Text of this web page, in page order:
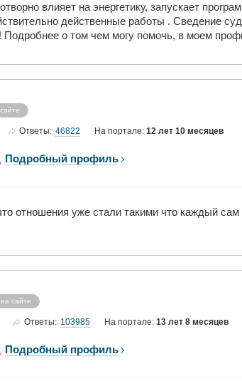
влияет на энергетику, запускает
действенные работы . Сведение
Подробнее о том чем могу помочь, в моем
Ответы: 46822 На портале: 12 лет 10 месяцев
Подробный профиль
отношения уже стали такими что каждый
сайте
Ответы: 103985 На портале: 13 лет 8 месяцев
Подробный профиль